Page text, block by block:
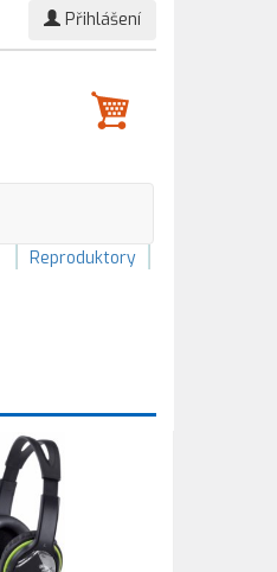
Přihlášení
Reproduktory